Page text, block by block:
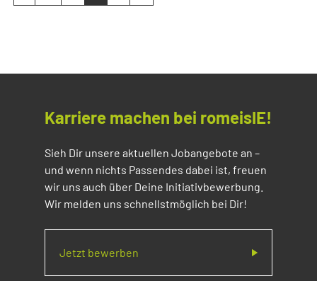
Karriere machen bei romeisIE!
Sieh Dir unsere aktuellen Jobangebote an –
und wenn nichts Passendes dabei ist, freuen
wir uns auch über Deine Initiativbewerbung.
Wir melden uns schnellstmöglich bei Dir!
Jetzt bewerben